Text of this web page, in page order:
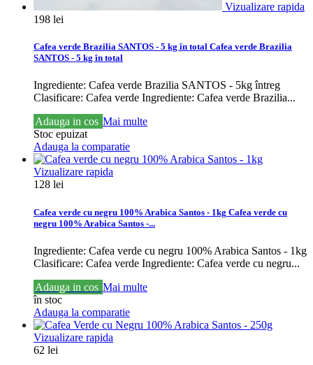
Vizualizare rapida
198 lei
Cafea verde Brazilia SANTOS - 5 kg în total Cafea verde Brazilia
SANTOS - 5 kg în total
Ingrediente: Cafea verde Brazilia SANTOS - 5kg întreg
Clasificare: Cafea verde Ingrediente: Cafea verde Brazilia...
Adauga in cos Mai multe
Stoc epuizat
Adauga la comparatie
Vizualizare rapida
128 lei
Cafea verde cu negru 100% Arabica Santos - 1kg Cafea verde cu
negru 100% Arabica Santos -...
Ingrediente: Cafea verde cu negru 100% Arabica Santos - 1kg
Clasificare: Cafea verde Ingrediente: Cafea verde cu negru...
Adauga in cos Mai multe
în stoc
Adauga la comparatie
Vizualizare rapida
62 lei